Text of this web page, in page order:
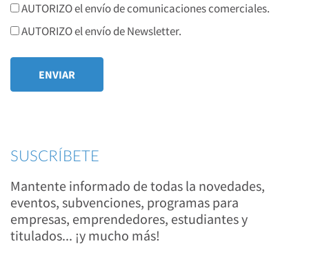
AUTORIZO el envío de comunicaciones comerciales.
AUTORIZO el envío de Newsletter.
SUSCRÍBETE
Mantente informado de todas la novedades,
eventos, subvenciones, programas para
empresas, emprendedores, estudiantes y
titulados... ¡y mucho más!